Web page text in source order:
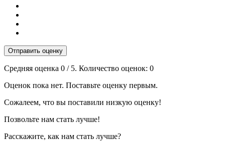
Отправить оценку
Средняя оценка 0 / 5. Количество оценок: 0
Оценок пока нет. Поставьте оценку первым.
Сожалеем, что вы поставили низкую оценку!
Позвольте нам стать лучше!
Расскажите, как нам стать лучше?